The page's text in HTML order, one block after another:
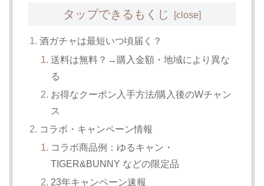
タップできるもくじ
酒ガチャは最短いつ頃届く？
送料は無料？→購入金額・地域により異な
る
お得なクーポン入手方法/購入後のWチャン
ス
コラボ・キャンペーン情報
コラボ商品例：ゆるキャン・
TIGER&BUNNY などの限定品
23年キャンペーン速報